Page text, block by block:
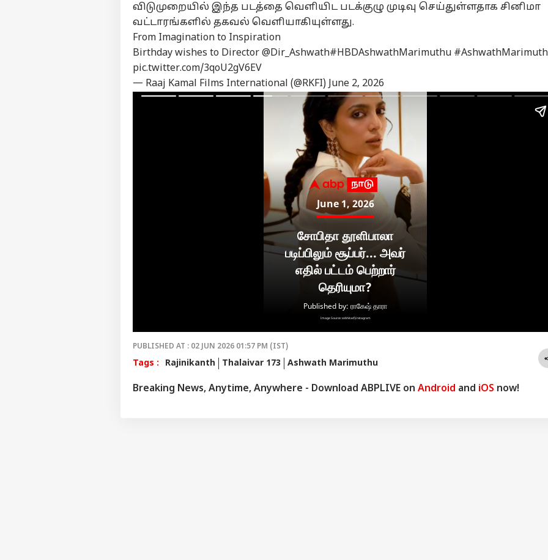
விடுமுறையில் இந்த படத்தை வெளியிட படக்குழு முடிவு செய்துள்ளதாக சினிமா
வட்டாரங்களில் தகவல் வெளியாகியுள்ளது.
From Imagination to Inspiration
Birthday wishes to Director @Dir_Ashwath#HBDAshwathMarimuthu
pic.twitter.com/3qoU2gV6EV
— Raaj Kamal Films International (@RKFI) June 2, 2026
PUBLISHED AT : 02 JUN 2026 01:57 PM (IST)
Tags : Rajinikanth Thalaivar 173 Ashwath Marimuthu
Breaking News, Anytime, Anywhere - Download ABPLIVE on Android and iOS now!
Hello Guest
எங்களிடம்
விளம்பரம் செய்ய
வேலைவாய்ப்புகள்
முக்கிய கட்டுரைகள் டாப் ரீல்ஸ்
தமிழ்நாடு
மாவட்டங்களுக்கு
எச்சரிக்கை..! 4
மாவட்டங்களில்
கனமழை - தமிழக
வானிலை
அறிக்கை
CM Vijay: பட்ஜெட்
கூட்டத்தொடர்
முடியட்டும்...
பறிபோகப்போகும்
பதவி..! அச்சத்தில்
அமைச்சர்கள்!
475 கிமீ ரேஞ்ச்
தரும் ஹூண்டாய்
கிரெட்டா EV கார
ரூ.2 லட்சம்
முன்பணத்தில்
வாங்கினால் EMI
எவ்வளவு வரும்.?
தஞ்சாவூர்
தஞ்சை
அரண்மனையில்
தமிழக ஆளுநர்
ராஜேந்திர
விஸ்வநாத்
அர்லேகர்!